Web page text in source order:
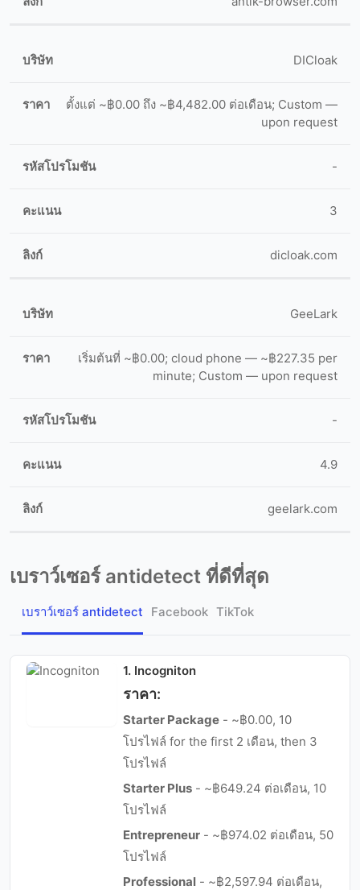
DICloak
ตั้งแต่ ~฿0.00 ถึง ~฿4,482.00 ต่อเดือน; Custom —
upon request
-
3
dicloak.com
GeeLark
เริ่มต้นที่ ~฿0.00; cloud phone — ~฿227.35 per
minute; Custom — upon request
-
4.9
geelark.com
เบราว์เซอร์ antidetect ที่ดีที่สุด
เบราว์เซอร์ antidetect Facebook TikTok
1. Incogniton
ราคา:
Starter Package - ~฿0.00, 10
โปรไฟล์ for the first 2 เดือน, then 3
โปรไฟล์
Starter Plus - ~฿649.24 ต่อเดือน, 10
โปรไฟล์
Entrepreneur - ~฿974.02 ต่อเดือน, 50
โปรไฟล์
Professional - ~฿2,597.94 ต่อเดือน,